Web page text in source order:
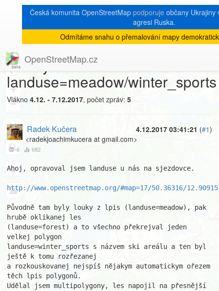
Česká komunita OpenStreetMap podporujeobčany Ukrajiny
agresi Ruska.
Odmítáme snahu o přemalování mapy
OpenStreetMap.cz
8
+
−
« zpět na výpis měsíce|
[Talk-cz]
Překryv
landuse=meadow/winter_sports
Vlákno 4.12. - 7.12.2017, počet zpráv: 5
4.12.2017 03:41:21 (#1)
Radek Kučera
<radekjoachimkucera at gmail.com>
6 682
Ahoj, opravoval jsem landuse u nás na sjezdovce.
http://www.openstreetmap.org/#map=17/50.36316/12.90915
Původně tam byly louky z lpis (landuse=meadow), pak
hrubě oklikanej les
(landuse=forest) a to všechno překrejval jeden
velkej polygon
landuse=winter_sports s názvem ski areálu a ten byl
ještě k tomu rozřezanej
a rozkouskovanej nejspíš nějakym automatickym ořezem
těch lpis polygonů.
Udělal jsem multipolygony, les napojil na přesnější